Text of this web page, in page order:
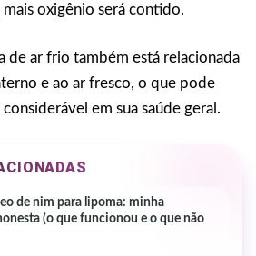
oxigênio será contido.
de ar frio também está relacionada
e ao ar fresco, o que pode
em sua saúde geral.
de nim para lipoma: minha
(o que funcionou e o que não